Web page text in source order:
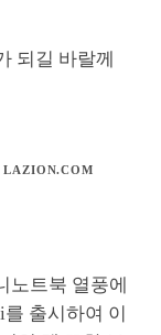
되길 바랄께
LAZION.COM
노트북 열풍에
출시하여 이